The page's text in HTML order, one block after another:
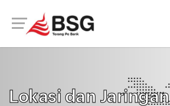
Lokasi dan Jaringan